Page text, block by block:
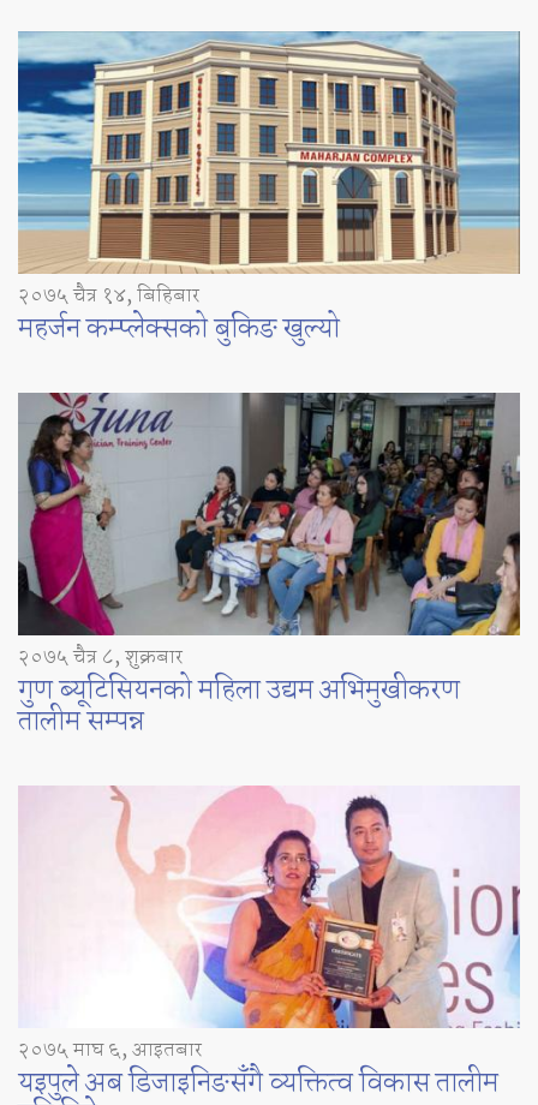
२०७५ चैत्र १४, बिहिबार
महर्जन कम्प्लेक्सको बुकिङ खुल्यो
२०७५ चैत्र ८, शुक्रबार
गुण ब्यूटिसियनको महिला उद्यम अभिमुखीकरण
तालीम सम्पन्न
२०७५ माघ ६, आइतबार
यइपुले अब डिजाइनिङसँगै व्यक्तित्व विकास तालीम